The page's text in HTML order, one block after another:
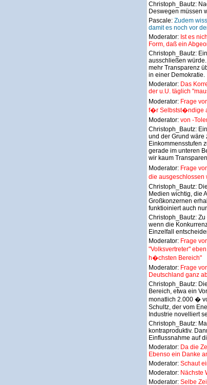
Christoph_Bautz:
Deswegen müssen
Pascale: Zudem
damit es noch vor
Moderator: Ist es
Form, daß ein
Christoph_Bautz:
ausschließen
mehr Transparenz
in einer Demokratie.
Moderator: Das
der u.U. täglich
Moderator: Frage
f�r Selbstst�ndige
Moderator: von -
Christoph_Bautz:
und der Grund wäre
Einkommensstufen
gerade im unteren
wir kaum
Moderator: Frage
die ausgeschlossen
Christoph_Bautz:
Medien wichtig, die
Großkonzernen
funktioiniert auch
Christoph_Bautz: Zu
wenn die
Einzelfall
Moderator: Frage
"Volksvertreter"
h�chsten Bereich"
Moderator: Frage
Deutschland ganz
Christoph_Bautz:
Bereich, etwa ein
monatlich 2.000 �
Schultz, der vom
Industrie novelliert
Christoph_Bautz:
kontraproduktiv.
Einflussnahme auf
Moderator: Da die
Ebenso ein Danke
Moderator: Schaut
Moderator: Nächste
Moderator: Selbe